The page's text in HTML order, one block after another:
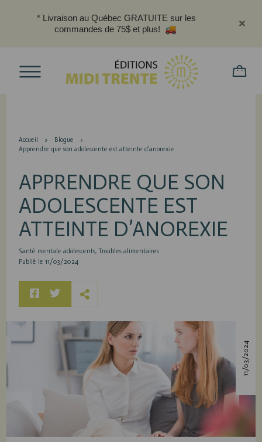
* Livraison au Québec GRATUITE sur les
commandes de 75$ et plus!
Accueil
Blogue
Apprendre que son adolescente est atteinte d’anorexie
APPRENDRE QUE SON
ADOLESCENTE EST
ATTEINTE D’ANOREXIE
Santé mentale adolescents Troubles alimentaires
Publié le 11/03/2024
11/03/2024